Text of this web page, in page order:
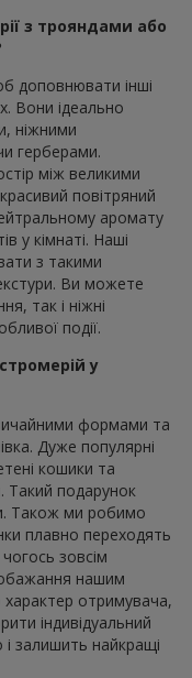
з трояндами або
доповнювати інші
Вони ідеально
ніжними
герберами.
між великими
повітряний
аромату
у кімнаті. Наші
з такими
Ви можете
так і ніжні
події.
у
формами та
Дуже популярні
кошики та
Такий подарунок
Також ми робимо
плавно переходять
зовсім
нашим
отримувача,
індивідуальний
залишить найкращі